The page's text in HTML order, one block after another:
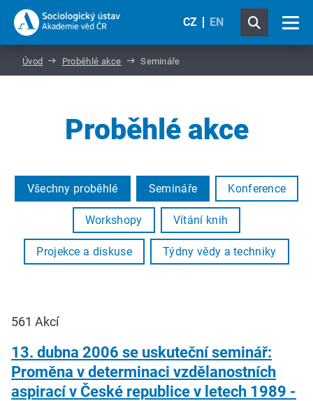
CZ EN
Úvod Proběhlé akce Semináře
Proběhlé akce
Všechny proběhlé Semináře Konference
Workshopy Vítání knih
Projekce a diskuse Týdny vědy a techniky
561 Akcí
13. dubna 2006 se uskuteční seminář:
Proměna v determinaci vzdělanostních
aspirací v České republice v letech 1989 -